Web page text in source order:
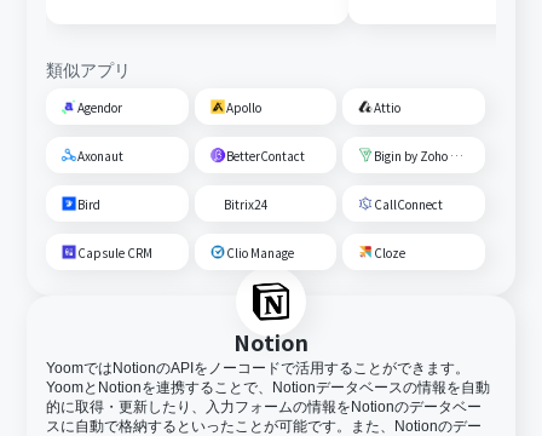
類似アプリ
Agendor Apollo Attio
Axonaut BetterContact Bigin by Zoho CRM
Bird Bitrix24 CallConnect
Capsule CRM Clio Manage Cloze
Notion
YoomではNotionのAPIをノーコードで活用することができます。
YoomとNotionを連携することで、Notionデータベースの情報を自動
的に取得・更新したり、入力フォームの情報をNotionのデータベー
スに自動で格納するといったことが可能です。また、Notionのデー